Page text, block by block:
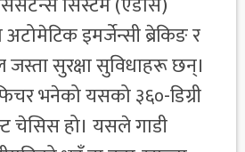
इमर्जेन्सी ब्रेकिङ र
जस्ता सुरक्षा सुविधाहरू छन्।
भनेको यसको ३६०-डिग्री
चेसिस हो। यसले गाडी